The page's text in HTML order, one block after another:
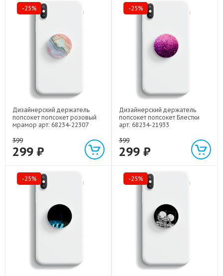
-25%
Дизайнерский держатель
попсокет попсокет розовый
мрамор арт: 68234-22307
399
299 ₽
-25%
Дизайнерский держатель
попсокет попсокет Блестки
арт: 68234-21933
399
299 ₽
-25% -25%